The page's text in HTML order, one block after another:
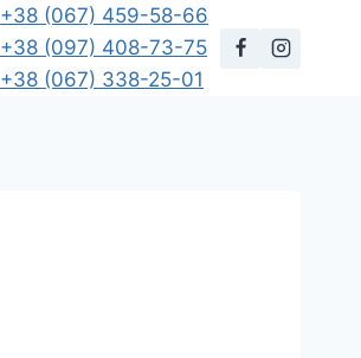
+38 (067) 459-58-66
+38 (097) 408-73-75
+38 (067) 338-25-01